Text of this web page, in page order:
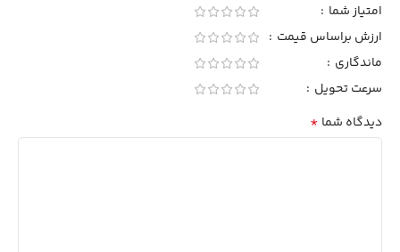
امتیاز شما
ارزش براساس قیمت
ماندگاری
سرعت تحویل
دیدگاه شما *